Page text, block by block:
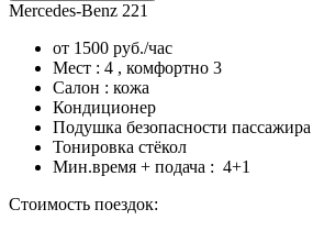
Mercedes-Benz 221
от 1500 руб./час
Мест : 4 , комфортно 3
Салон : кожа
Кондиционер
Подушка безопасности пассажира
Тонировка стёкол
Мин.время + подача : 4+1
Стоимость поездок: